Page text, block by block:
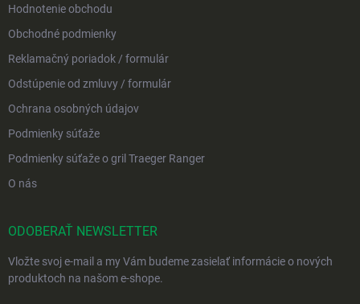
Hodnotenie obchodu
Obchodné podmienky
Reklamačný poriadok / formulár
Odstúpenie od zmluvy / formulár
Ochrana osobných údajov
Podmienky súťaže
Podmienky súťaže o gril Traeger Ranger
O nás
ODOBERAŤ NEWSLETTER
Vložte svoj e-mail a my Vám budeme zasielať informácie o nových
produktoch na našom e-shope.